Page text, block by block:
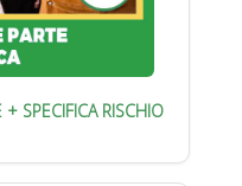
SPECIFICA RISCHIO